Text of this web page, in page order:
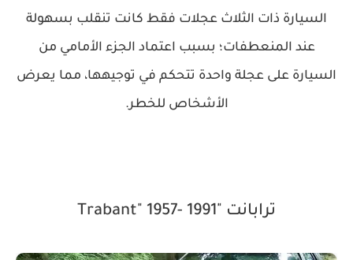
السيارة ذات الثلاث عجلات فقط كانت تنقلب بسهولة
عند المنعطفات؛ بسبب اعتماد الجزء الأمامي من
السيارة على عجلة واحدة تتحكم في توجيهها، مما يعرض
الأشخاص للخطر.
ترابانت "Trabant" 1957- 1991